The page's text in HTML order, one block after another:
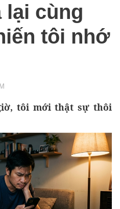
lại cùng
tôi nhớ
tôi mới thật sự thôi